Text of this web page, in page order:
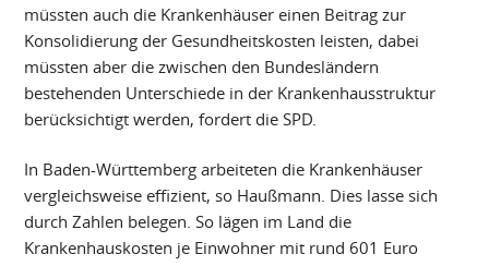
müssten auch die Krankenhäuser einen Beitrag zur
Konsolidierung der Gesundheitskosten leisten, dabei
müssten aber die zwischen den Bundesländern
bestehenden Unterschiede in der Krankenhausstruktur
berücksichtigt werden, fordert die SPD.
In Baden-Württemberg arbeiteten die Krankenhäuser
vergleichsweise effizient, so Haußmann. Dies lasse sich
durch Zahlen belegen. So lägen im Land die
Krankenhauskosten je Einwohner mit rund 601 Euro